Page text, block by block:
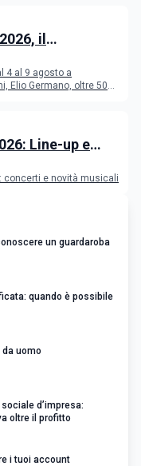
il
4 al 9 agosto a
Elio Germano, oltre 50
Line-up e
concerti e novità musicali
un guardaroba
quando è possibile
uomo
d’impresa:
oltre il profitto
i tuoi account